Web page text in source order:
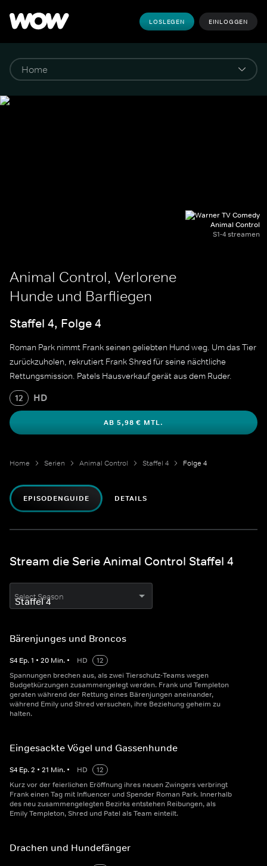
LOSLEGEN EINLOGGEN
Animal Control
S1-4 streamen
Animal Control, Verlorene
Hunde und Barfliegen
Staffel 4, Folge 4
Roman Park nimmt Frank seinen geliebten Hund weg. Um das Tier
zurückzuholen, rekrutiert Frank Shred für seine nächtliche
Rettungsmission. Patels Hausverkauf gerät aus dem Ruder.
12 HD
AB 5,98 € MTL.
Home Serien Animal Control Staffel 4 Folge 4
EPISODENGUIDE DETAILS
Stream die Serie Animal Control Staffel 4
Select Season
Bärenjunges und Broncos
S4 Ep.1 • 20 Min. • HD
12
Spannungen brechen aus, als zwei Tierschutz-Teams wegen
Budgetkürzungen zusammengelegt werden. Frank und Templeton
geraten während der Rettung eines Bärenjungen aneinander,
während Emily und Shred versuchen, ihre Beziehung geheim zu
halten.
Eingesackte Vögel und Gassenhunde
S4 Ep.2 • 21 Min. • HD
12
Kurz vor der feierlichen Eröffnung ihres neuen Zwingers verbringt
Frank einen Tag mit Influencer und Spender Roman Park. Innerhalb
des neu zusammengelegten Bezirks entstehen Reibungen, als
Emily Templeton, Shred und Patel als Team einteilt.
Drachen und Hundefänger